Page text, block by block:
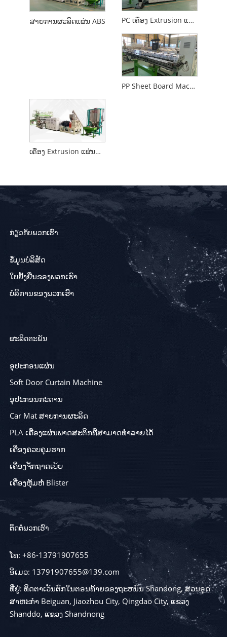
ສາຍການຜະລິດແຜ່ນ ABS PC ເຄື່ອງ Extrusion ແຜ່ນພາດສະຕິກ
PP Sheet Board Machine
ເຄື່ອງ Extrusion ແຜ່ນພາດສະຕິກ ABS
ກ່ຽວກັບພວກເຮົາ
ຂໍ້ມູນບໍລິສັດ
ໃບຢັ້ງຢືນຂອງພວກເຮົາ
ບໍລິການຂອງພວກເຮົາ
ຜະລິດຕະພັນ
ອຸປະກອນແຜ່ນ
Soft Door Curtain Machine
ອຸປະກອນກະດານ
Car Mat ສາຍການຜະລິດ
PLA ເຄື່ອງແຜ່ນພາດສະຕິກທີ່ສາມາດທໍາລາຍໄດ້
ເຄື່ອງຄວບຄຸມຮາກ
ເຄື່ອງຈັກຖາດເບ້ຍ
ເຄື່ອງຫຸ້ມຫໍ່ Blister
ຕິດຕໍ່ພວກເຮົາ
ໂທ: +86-13791907655
ອີເມວ: 13791907655@139.com
ທີ່ຢູ່: ທິດຕາເວັນຕົກໃນຕອນທ້າຍຂອງຖະຫນົນ Shandong, ສວນອຸດ
ສາຫະກໍາ Beiguan, Jiaozhou City, Qingdao City, ແຂວງ
Shanddo, ແຂວງ Shandnong